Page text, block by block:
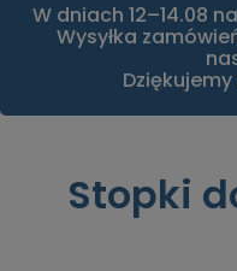
W dniach 12–14.08
Wysyłka
Stopki